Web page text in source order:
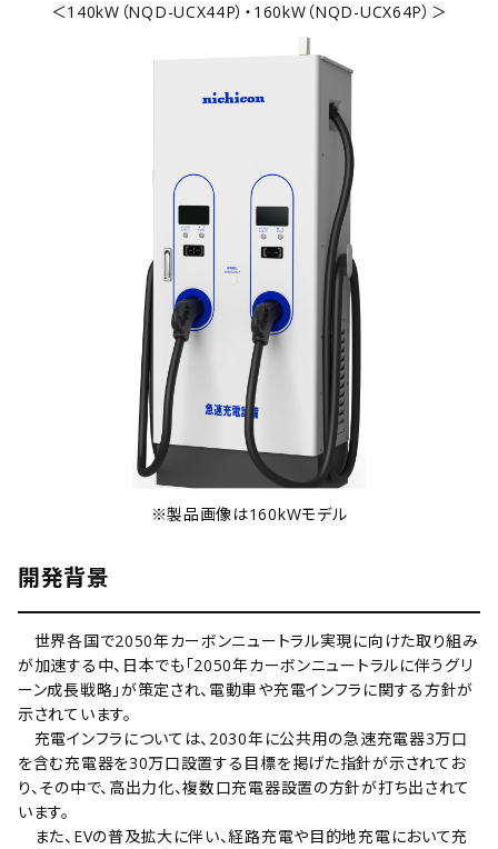
＜140kW（NQD-UCX44P）・160kW（NQD-UCX64P）＞
※製品画像は160kWモデル
開発背景
世界各国で2050年カーボンニュートラル実現に向けた取り組み
が加速する中、日本でも「2050年カーボンニュートラルに伴うグリ
ーン成長戦略」が策定され、電動車や充電インフラに関する方針が
示されています。
充電インフラについては、2030年に公共用の急速充電器3万口
を含む充電器を30万口設置する目標を掲げた指針が示されてお
り、その中で、高出力化、複数口充電器設置の方針が打ち出されて
います。
また、EVの普及拡大に伴い、経路充電や目的地充電において充